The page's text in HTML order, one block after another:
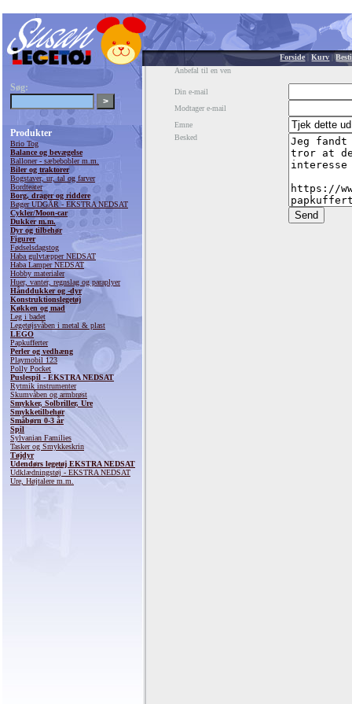
Forside|Kurv |
Søg:
Produkter
Brio Tog
Balance og bevægelse
Balloner - sæbebobler m.m.
Biler og traktorer
Bogstaver, ur, tal og farver
Bordteater
Borg, drager og riddere
Bøger UDGÅR - EKSTRA NEDSAT
Cykler/Moon-car
Dukker m.m.
Dyr og tilbehør
Figurer
Fødselsdagstog
Haba gulvtæpper NEDSAT
Haba Lamper NEDSAT
Hobby materialer
Huer, vanter, regnslag og paraplyer
Hånddukker og -dyr
Konstruktionslegetøj
Køkken og mad
Leg i badet
Legetøjsvåben i metal & plast
LEGO
Papkufferter
Perler og vedhæng
Playmobil 123
Polly Pocket
Puslespil - EKSTRA NEDSAT
Rytmik instrumenter
Skumvåben og armbrøst
Smykker, Solbriller, Ure
Smykketilbehør
Småbørn 0-3 år
Spil
Sylvanian Families
Tasker og Smykkeskrin
Tøjdyr
Udendørs legetøj EKSTRA NEDSAT
Udklædningstøj - EKSTRA NEDSAT
Ure, Højtalere m.m.
Anbefal til en ven
Din e-mail
Modtager e-mail
Emne
Besked